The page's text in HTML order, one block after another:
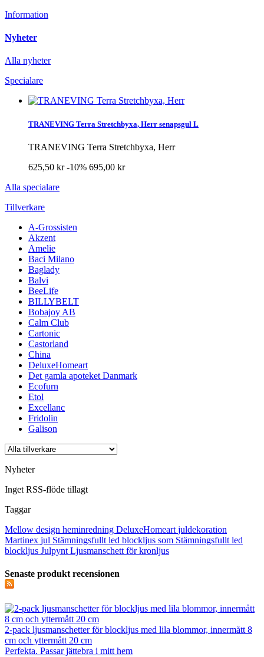
Information
Nyheter
Alla nyheter
Specialare
TRANEVING Terra Stretchbyxa, Herr senapsgul L
TRANEVING Terra Stretchbyxa, Herr
625,50 kr-10% 695,00 kr
Alla specialare
Tillverkare
A-Grossisten
Akzent
Amelie
Baci Milano
Baglady
Balvi
BeeLife
BILLYBELT
Bobajoy AB
Calm Club
Cartonic
Castorland
China
DeluxeHomeart
Det gamla apoteket Danmark
Ecofurn
Etol
Excellanc
Fridolin
Galison
Nyheter
Inget RSS-flöde tillagt
Taggar
Mellow design heminredning DeluxeHomeart juldekoration
Martinex jul Stämningsfullt led blockljus som Stämningsfullt led
blockljus Julpynt Ljusmanschett för kronljus
Senaste produkt recensionen
2-pack ljusmanschetter för blockljus med lila blommor, innermått 8
cm och yttermått 20 cm
Perfekta. Passar jättebra i mitt hem